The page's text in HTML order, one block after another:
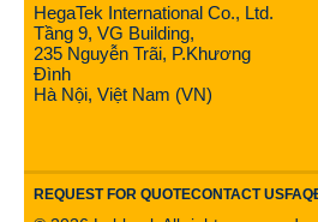
HegaTek International Co., Ltd.
Tầng 9, VG Building,
235 Nguyễn Trãi, P.Khương
Đình
Hà Nội, Việt Nam (VN)
REQUEST FOR QUOTECONTACT USFAQ